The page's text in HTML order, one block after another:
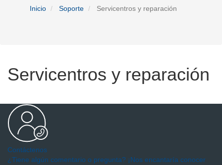
Inicio Soporte Servicentros y reparación
Servicentros y reparación
Contáctenos
¿Tiene algún comentario o pregunta? ¡Nos encantaría conocer